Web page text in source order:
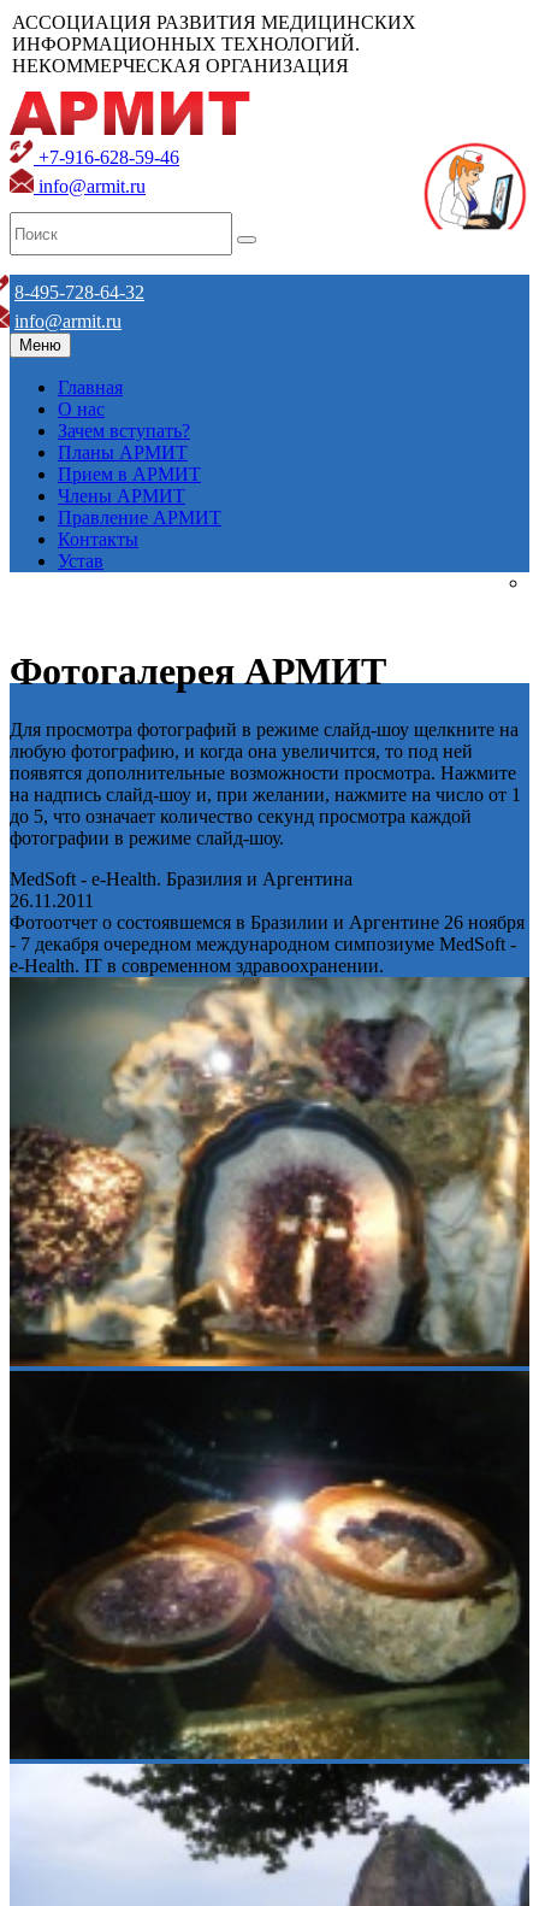
АССОЦИАЦИЯ РАЗВИТИЯ МЕДИЦИНСКИХ
ИНФОРМАЦИОННЫХ ТЕХНОЛОГИЙ.
НЕКОММЕРЧЕСКАЯ ОРГАНИЗАЦИЯ
+7-916-628-59-46
info@armit.ru
8-495-728-64-32
info@armit.ru
Меню
Главная
О нас
Зачем вступать?
Планы АРМИТ
Прием в АРМИТ
Члены АРМИТ
Правление АРМИТ
Контакты
Устав
Фотогалерея АРМИТ
Для просмотра фотографий в режиме слайд-шоу щелкните на
любую фотографию, и когда она увеличится, то под ней
появятся дополнительные возможности просмотра. Нажмите
на надпись слайд-шоу и, при желании, нажмите на число от 1
до 5, что означает количество секунд просмотра каждой
фотографии в режиме слайд-шоу.
MedSoft - e-Health. Бразилия и Аргентина
26.11.2011
Фотоотчет о состоявшемся в Бразилии и Аргентине 26 ноября
- 7 декабря очередном международном симпозиуме MedSoft -
e-Health. IT в современном здравоохранении.